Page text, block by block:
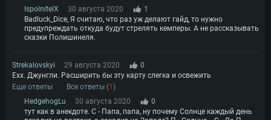
Место на жестком диске: 75.9 Гб
IspolnitelX 30 августа 2020
1
Badluck_Dice, Я считаю, что раз уж делают гайд, то нужно
предупреждать откуда будут стрелять кемперы. А не рассказывать
сказки Полишинеля.
Strekalovskyi 29 августа 2020
0
Ехх. Джунгли. Расширить бы эту карту слегка и освежить
Еще ответы
Все ответы (1)
HedgehogLu
30 августа 2020
0
тут как в анекдоте. С - Папа, папа, ну почему Солнце каждый день